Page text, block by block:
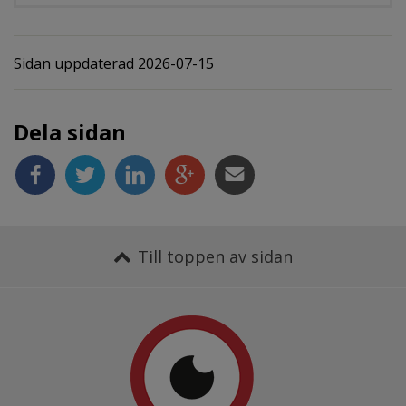
Sidan uppdaterad 2026-07-15
Dela sidan
Till toppen av sidan